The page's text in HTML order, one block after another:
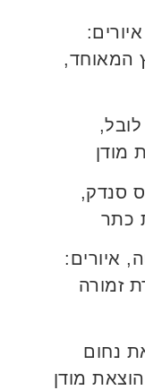
המאוחד,
מודן
סנדק,
כתר
איורים:
זמורה
נחום
מודן